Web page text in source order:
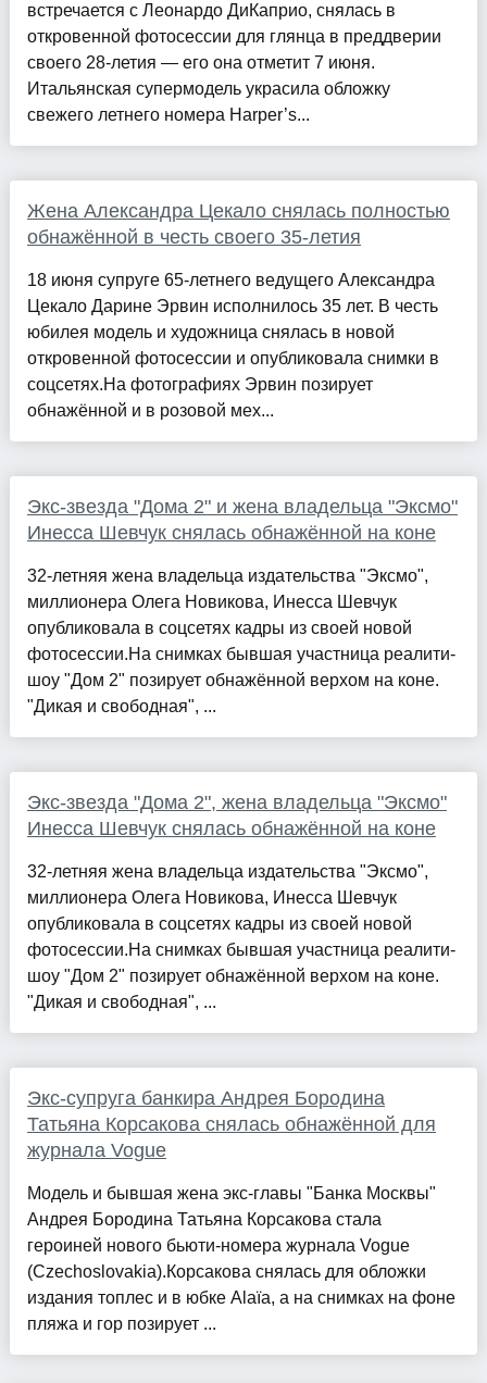
встречается с Леонардо ДиКаприо, снялась в
откровенной фотосессии для глянца в преддверии
своего 28-летия — его она отметит 7 июня.
Итальянская супермодель украсила обложку
свежего летнего номера Harper’s...
Жена Александра Цекало снялась полностью
обнажённой в честь своего 35-летия
18 июня супруге 65-летнего ведущего Александра
Цекало Дарине Эрвин исполнилось 35 лет. В честь
юбилея модель и художница снялась в новой
откровенной фотосессии и опубликовала снимки в
соцсетях.На фотографиях Эрвин позирует
обнажённой и в розовой мех...
Экс-звезда "Дома 2" и жена владельца "Эксмо"
Инесса Шевчук снялась обнажённой на коне
32-летняя жена владельца издательства "Эксмо",
миллионера Олега Новикова, Инесса Шевчук
опубликовала в соцсетях кадры из своей новой
фотосессии.На снимках бывшая участница реалити-
шоу "Дом 2" позирует обнажённой верхом на коне.
"Дикая и свободная", ...
Экс-звезда "Дома 2", жена владельца "Эксмо"
Инесса Шевчук снялась обнажённой на коне
32-летняя жена владельца издательства "Эксмо",
миллионера Олега Новикова, Инесса Шевчук
опубликовала в соцсетях кадры из своей новой
фотосессии.На снимках бывшая участница реалити-
шоу "Дом 2" позирует обнажённой верхом на коне.
"Дикая и свободная", ...
Экс-супруга банкира Андрея Бородина
Татьяна Корсакова снялась обнажённой для
журнала Vogue
Модель и бывшая жена экс-главы "Банка Москвы"
Андрея Бородина Татьяна Корсакова стала
героиней нового бьюти-номера журнала Vogue
(Czechoslovakia).Корсакова снялась для обложки
издания топлес и в юбке Alaïa, а на снимках на фоне
пляжа и гор позирует ...